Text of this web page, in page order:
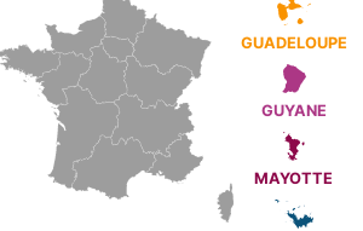
GUADELOUPE
GUYANE
MAYOTTE